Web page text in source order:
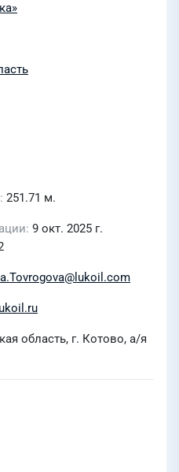
251.71 м.
9 окт. 2025 г.
область, г. Котово, а/я